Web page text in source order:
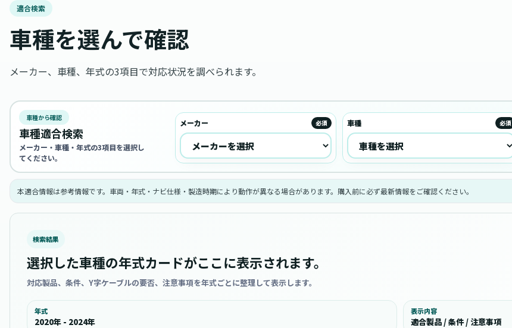
適合検索
車種を選んで確認
メーカー、車種、年式の3項目で対応状況を調べられます。
車種から確認
車種適合検索
メーカー・車種・年式の3項目を選択し
てください。
メーカー 必須 車種 必須
本適合情報は参考情報です。車両・年式・ナビ仕様・製造時期により動作が異なる場合があります。購入前に必ず最新情報をご確認ください。
検索結果
選択した車種の年式カードがここに表示されます。
対応製品、条件、Y字ケーブルの要否、注意事項を年式ごとに整理して表示します。
年式
2020年 - 2024年
表示内容
適合製品 / 条件 / 注意事項